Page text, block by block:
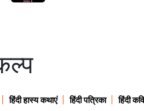
हिंदी हास्य कथाएं हिंदी पत्रिका हिंदी